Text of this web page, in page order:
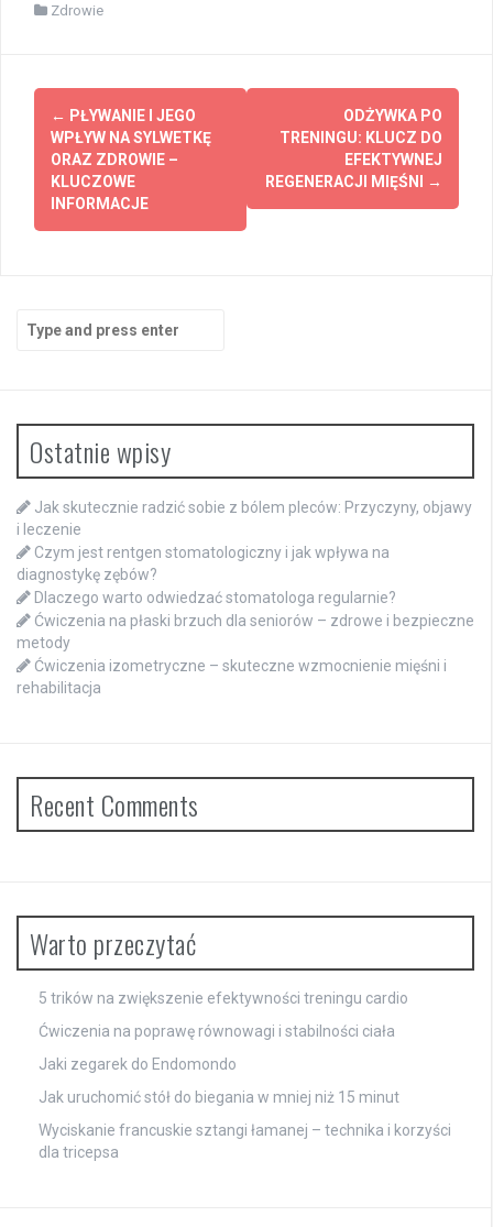
Zdrowie
Post
navigation
← PŁYWANIE I JEGO
WPŁYW NA SYLWETKĘ
ORAZ ZDROWIE –
KLUCZOWE
INFORMACJE
ODŻYWKA PO
TRENINGU: KLUCZ DO
EFEKTYWNEJ
REGENERACJI MIĘŚNI →
for:
Ostatnie wpisy
Jak skutecznie radzić sobie z bólem pleców: Przyczyny, objawy
i leczenie
Czym jest rentgen stomatologiczny i jak wpływa na
diagnostykę zębów?
Dlaczego warto odwiedzać stomatologa regularnie?
Ćwiczenia na płaski brzuch dla seniorów – zdrowe i bezpieczne
metody
Ćwiczenia izometryczne – skuteczne wzmocnienie mięśni i
rehabilitacja
Recent Comments
Warto przeczytać
5 trików na zwiększenie efektywności treningu cardio
Ćwiczenia na poprawę równowagi i stabilności ciała
Jaki zegarek do Endomondo
Jak uruchomić stół do biegania w mniej niż 15 minut
Wyciskanie francuskie sztangi łamanej – technika i korzyści
dla tricepsa